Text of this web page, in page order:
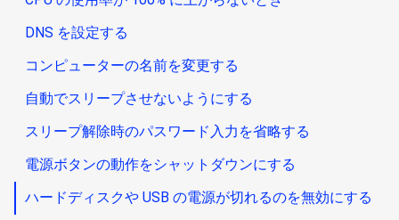
DNS を設定する
コンピューターの名前を変更する
自動でスリープさせないようにする
スリープ解除時のパスワード入力を省略する
電源ボタンの動作をシャットダウンにする
ハードディスクや USB の電源が切れるのを無効にする